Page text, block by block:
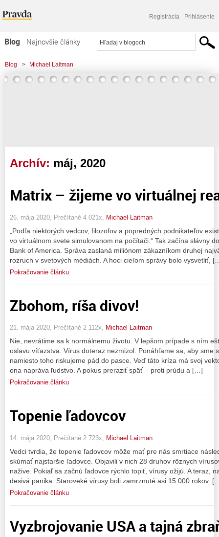
Registrácia Prihlásenie
Blog
Najnovšie články
Najčítanejšie články
Najkomentovanejšie články
Blog > Michael Laitman
Archív: máj, 2020
Matrix – žijeme vo virtuálnej
26. mája 2020, Prečítané 4 021x, Michael Laitman
„Podľa niektorých vedcov, filozofov a popredných podnikateľov
vo virtuálnom svete simulovanom na počítači.“ Tak začína slávny
Bank of America. Správa zaslaná miliónom zákazníkom druhej
rozruch v svetových médiách. A hoci cieľom správy bolo vysvetliť,
Pokračovanie článku
Zbohom, ríša divov!
21. mája 2020, Prečítané 2 112x, Michael Laitman
Nie, nevrátime sa k normálnemu životu. V lepšom prípade s ním
oslavu víťazstva. Vírus doteraz nezmizol. Ponáhľame sa, aby sme
namiesto toho riskujeme pád do pasce. Veď táto kríza má svoj
ona napráva ľudstvo. A pokus preraziť späť – proti prúdu a […]
Pokračovanie článku
Topenie ľadovcov
14. mája 2020, Prečítané 2 723x, Michael Laitman
Vedci tvrdia, že topenie ľadovcov môže mať pre nás smrtiace
skúmať najstaršie ľadovce. Objavili v nich 28 druhov rôznych
nažive. Pokiaľ sa začnú ľadovce rýchlo topiť, vírusy ožijú. A teraz,
desivá panika. Staroveké vírusy boli zamrznuté asi 15 000 rokov.
Pokračovanie článku
Vyzbrojovanie USA a tajná